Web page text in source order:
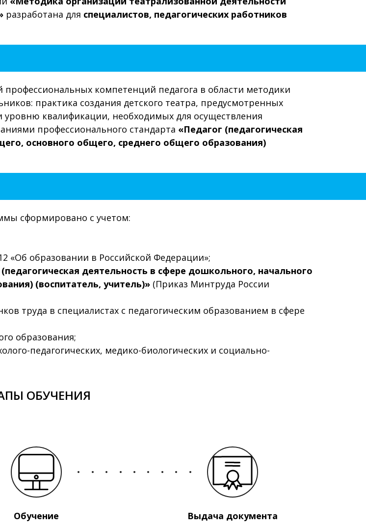
разработана для специалистов, педагогических работников
компетенций педагога в области методики
практика создания детского театра, предусмотренных
квалификации, необходимых для осуществления
профессионального стандарта «Педагог (педагогическая
основного общего, среднего общего образования)
сформировано с учетом:
«Об образовании в Российской Федерации»;
деятельность в сфере дошкольного, начального
(воспитатель, учитель)» (Приказ Минтруда России
труда в специалистах с педагогическим образованием в сфере
образования;
педагогических, медико-биологических и социально-
ОБУЧЕНИЯ
Обучение Выдача документа